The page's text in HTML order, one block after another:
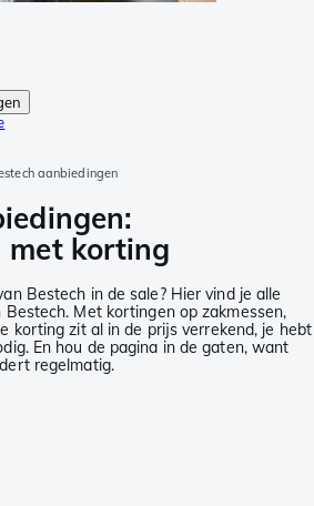
aanbiedingen
met korting
Bestech in de sale? Hier vind je alle
Met kortingen op zakmessen,
korting zit al in de prijs verrekend, je hebt
En hou de pagina in de gaten, want
regelmatig.